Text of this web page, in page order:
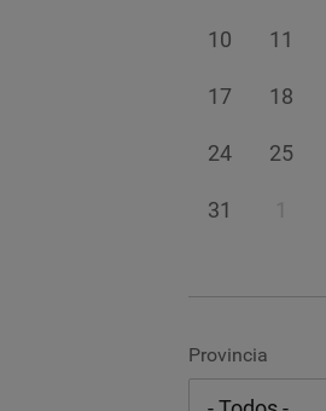
10 11
17 18
24 25
31 1
Provincia